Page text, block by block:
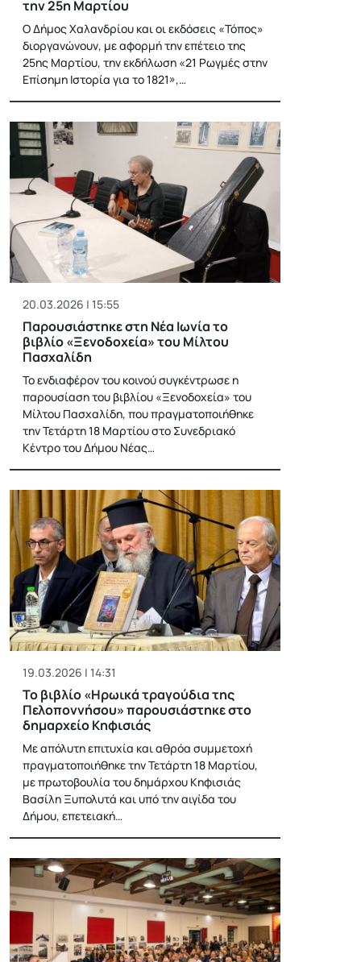
την 25η Μαρτίου
Ο Δήμος Χαλανδρίου και οι εκδόσεις «Τόπος»
διοργανώνουν, με αφορμή την επέτειο της
25ης Μαρτίου, την εκδήλωση «21 Ρωγμές στην
Επίσημη Ιστορία για το 1821»,…
20.03.2026 | 15:55
Παρουσιάστηκε στη Νέα Ιωνία το
βιβλίο «Ξενοδοχεία» του Μίλτου
Πασχαλίδη
Το ενδιαφέρον του κοινού συγκέντρωσε η
παρουσίαση του βιβλίου «Ξενοδοχεία» του
Μίλτου Πασχαλίδη, που πραγματοποιήθηκε
την Τετάρτη 18 Μαρτίου στο Συνεδριακό
Κέντρο του Δήμου Νέας…
19.03.2026 | 14:31
Το βιβλίο «Ηρωικά τραγούδια της
Πελοποννήσου» παρουσιάστηκε στο
δημαρχείο Κηφισιάς
Με απόλυτη επιτυχία και αθρόα συμμετοχή
πραγματοποιήθηκε την Τετάρτη 18 Μαρτίου,
με πρωτοβουλία του δημάρχου Κηφισιάς
Βασίλη Ξυπολυτά και υπό την αιγίδα του
Δήμου, επετειακή…